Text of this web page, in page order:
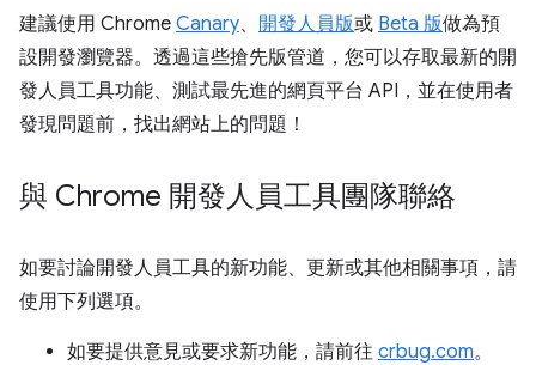
建議使用 Chrome Canary、 開發人員版或 Beta 版做為預
設開發瀏覽器。透過這些搶先版管道，您可以存取最新的開
發人員工具功能、測試最先進的網頁平台 API，並在使用者
發現問題前，找出網站上的問題！
與 Chrome 開發人員工具團隊聯絡
如要討論開發人員工具的新功能、更新或其他相關事項，請
使用下列選項。
如要提供意見或要求新功能，請前往 crbug.com。